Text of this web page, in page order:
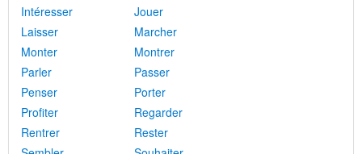
Intéresser
Jouer
Laisser
Marcher
Monter
Montrer
Parler
Passer
Penser
Porter
Profiter
Regarder
Rentrer
Rester